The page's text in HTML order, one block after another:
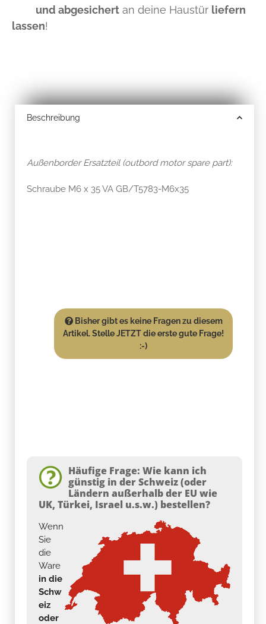
und abgesichert an deine Haustür liefern
lassen!
Beschreibung
Außenborder Ersatzteil (outbord motor spare part):
Schraube M6 x 35 VA GB/T5783-M6x35
Bisher gibt es keine Fragen zu diesem
Artikel. Stelle JETZT die erste gute Frage!
:-)
Häufige Frage: Wie kann ich
günstig in der Schweiz (oder
Ländern außerhalb der EU wie
UK, Türkei, Israel u.s.w.) bestellen?
Wenn
Sie
die
Ware
in die
Schw
eiz
oder